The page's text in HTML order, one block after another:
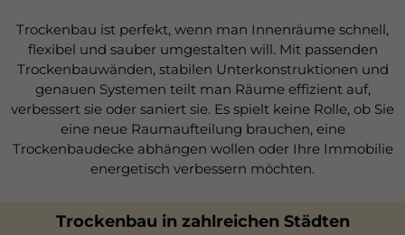
Trockenbau ist perfekt, wenn man Innenräume schnell,
flexibel und sauber umgestalten will. Mit passenden
Trockenbauwänden, stabilen Unterkonstruktionen und
genauen Systemen teilt man Räume effizient auf,
verbessert sie oder saniert sie. Es spielt keine Rolle, ob Sie
eine neue Raumaufteilung brauchen, eine
Trockenbaudecke abhängen wollen oder Ihre Immobilie
energetisch verbessern möchten.
Trockenbau in zahlreichen Städten